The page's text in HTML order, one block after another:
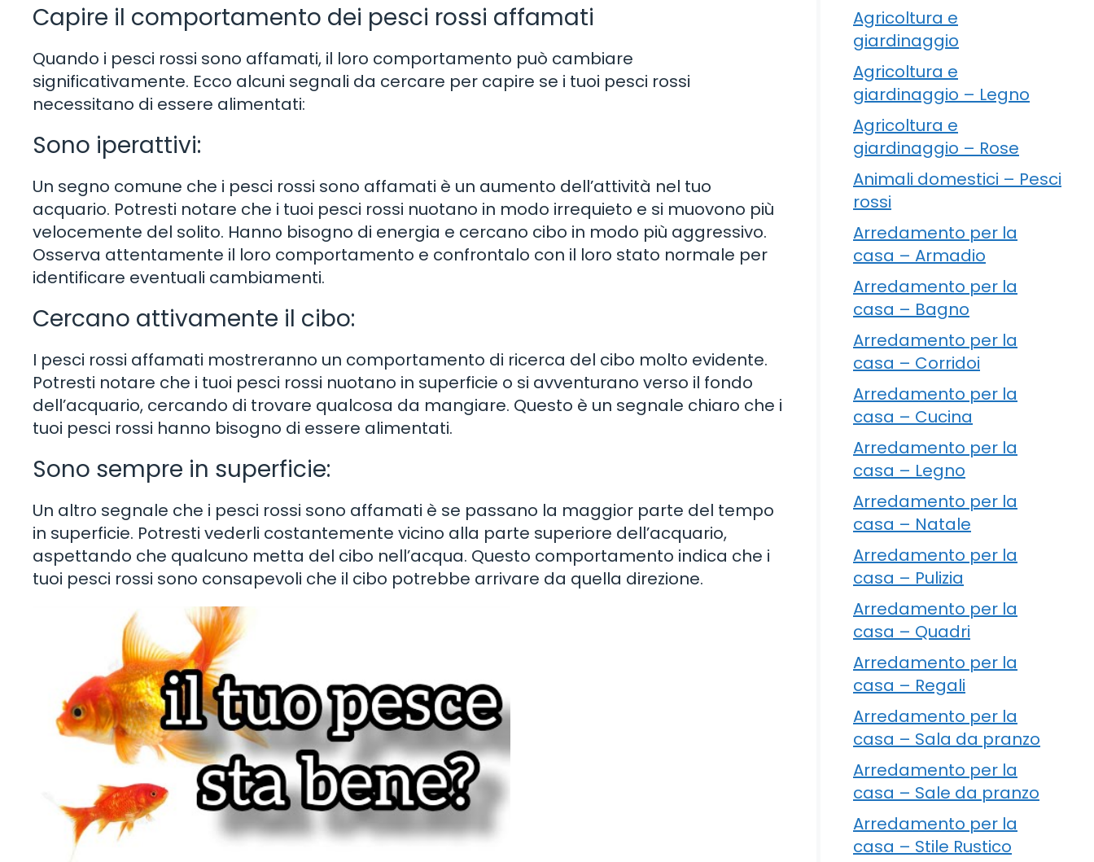
Capire il comportamento dei pesci rossi affamati
Quando i pesci rossi sono affamati, il loro comportamento può cambiare
significativamente. Ecco alcuni segnali da cercare per capire se i tuoi pesci rossi
necessitano di essere alimentati:
Sono iperattivi:
Un segno comune che i pesci rossi sono affamati è un aumento dell’attività nel tuo
acquario. Potresti notare che i tuoi pesci rossi nuotano in modo irrequieto e si muovono più
velocemente del solito. Hanno bisogno di energia e cercano cibo in modo più aggressivo.
Osserva attentamente il loro comportamento e confrontalo con il loro stato normale per
identificare eventuali cambiamenti.
Cercano attivamente il cibo:
I pesci rossi affamati mostreranno un comportamento di ricerca del cibo molto evidente.
Potresti notare che i tuoi pesci rossi nuotano in superficie o si avventurano verso il fondo
dell’acquario, cercando di trovare qualcosa da mangiare. Questo è un segnale chiaro che i
tuoi pesci rossi hanno bisogno di essere alimentati.
Sono sempre in superficie:
Un altro segnale che i pesci rossi sono affamati è se passano la maggior parte del tempo
in superficie. Potresti vederli costantemente vicino alla parte superiore dell’acquario,
aspettando che qualcuno metta del cibo nell’acqua. Questo comportamento indica che i
tuoi pesci rossi sono consapevoli che il cibo potrebbe arrivare da quella direzione.
Agricoltura e
giardinaggio
Agricoltura e
giardinaggio – Legno
Agricoltura e
giardinaggio – Rose
Animali domestici – Pesci
rossi
Arredamento per la
casa – Armadio
Arredamento per la
casa – Bagno
Arredamento per la
casa – Corridoi
Arredamento per la
casa – Cucina
Arredamento per la
casa – Legno
Arredamento per la
casa – Natale
Arredamento per la
casa – Pulizia
Arredamento per la
casa – Quadri
Arredamento per la
casa – Regali
Arredamento per la
casa – Sala da pranzo
Arredamento per la
casa – Sale da pranzo
Arredamento per la
casa – Stile Rustico